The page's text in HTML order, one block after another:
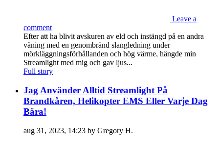
Leave a
comment
Efter att ha blivit avskuren av eld och instängd på en andra
våning med en genombränd slangledning under
mörkläggningsförhållanden och hög värme, hängde min
Streamlight med mig och gav ljus...
Full story
Jag Använder Alltid Streamlight På
Brandkåren, Helikopter EMS Eller Varje Dag
Bära!
aug 31, 2023, 14:23 by Gregory H.